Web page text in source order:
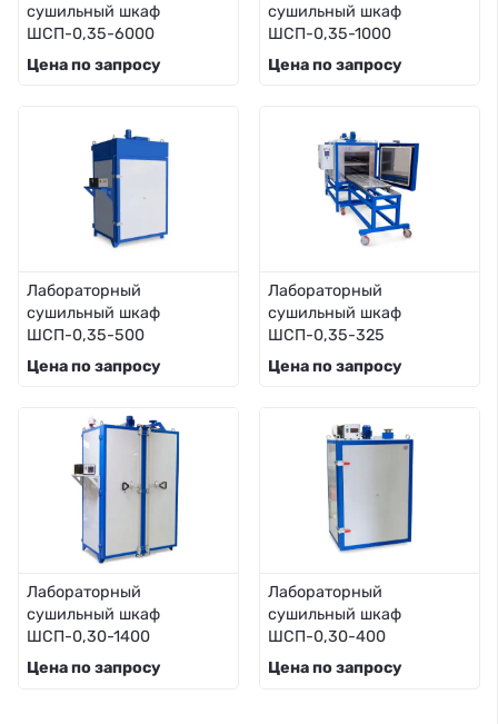
сушильный шкаф
ШСП-0,35-6000
Цена по запросу
сушильный шкаф
ШСП-0,35-1000
Цена по запросу
Лабораторный
сушильный шкаф
ШСП-0,35-500
Цена по запросу
Лабораторный
сушильный шкаф
ШСП-0,35-325
Цена по запросу
Лабораторный
сушильный шкаф
ШСП-0,30-1400
Цена по запросу
Лабораторный
сушильный шкаф
ШСП-0,30-400
Цена по запросу